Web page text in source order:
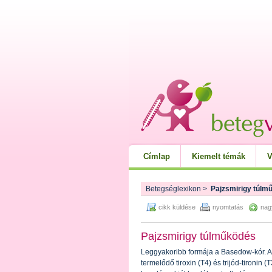
Címlap Kiemelt témák
Betegséglexikon > Pajzsmirigy
cikk küldése nyomtatás
Pajzsmirigy túlműködés
Leggyakoribb formája a Basedow-kór.
termelődő tiroxin (T4) és trijód-tironin